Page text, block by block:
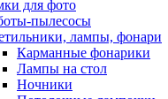
для фото
пылесосы
лампы, фонари
Карманные фонарики
Лампы на стол
Ночники